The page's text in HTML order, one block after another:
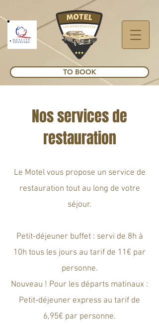
TO BOOK
Nos services de
restauration
Le Motel vous propose un service de
restauration tout au long de votre
séjour.
Petit-déjeuner buffet : servi de 8h à
10h tous les jours au tarif de 11€ par
personne.
Nouveau ! Pour les départs matinaux :
Petit-déjeuner express au tarif de
6,95€ par personne.